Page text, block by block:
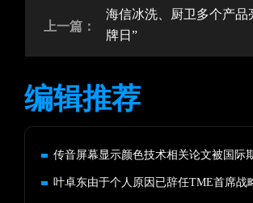
上一篇：
海信冰洗、厨卫多个产品
牌日”
编辑推荐
传音屏幕显示颜色技术相关论文被国际
叶卓东由于个人原因已辞任TME首席战